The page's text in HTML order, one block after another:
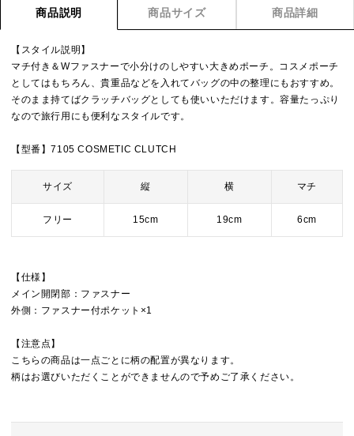
商品説明 商品サイズ 商品詳細
【スタイル説明】
マチ付き＆Wファスナーで小分けのしやすい大きめポーチ。コスメポーチ
としてはもちろん、貴重品などを入れてバッグの中の整理にもおすすめ。
そのまま持てばクラッチバッグとしても使いいただけます。容量たっぷり
なので旅行用にも便利なスタイルです。
【型番】7105 COSMETIC CLUTCH
サイズ 縦 横 マチ
フリー 15cm 19cm 6cm
【仕様】
メイン開閉部：ファスナー
外側：ファスナー付ポケット×1
【注意点】
こちらの商品は一点ごとに柄の配置が異なります。
柄はお選びいただくことができませんので予めご了承ください。